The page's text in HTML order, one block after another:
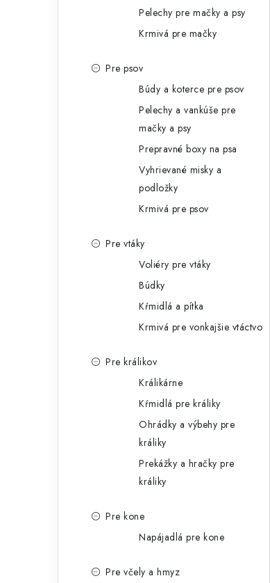
Pelechy pre mačky a psy
Krmivá pre mačky
Pre psov
Búdy a koterce pre psov
Pelechy a vankúše pre
mačky a psy
Prepravné boxy na psa
Vyhrievané misky a
podložky
Krmivá pre psov
Pre vtáky
Voliéry pre vtáky
Búdky
Kŕmidlá a pítka
Krmivá pre vonkajšie vtáctvo
Pre králikov
Králikárne
Kŕmidlá pre králiky
Ohrádky a výbehy pre
králiky
Prekážky a hračky pre
králiky
Pre kone
Napájadlá pre kone
Pre včely a hmyz